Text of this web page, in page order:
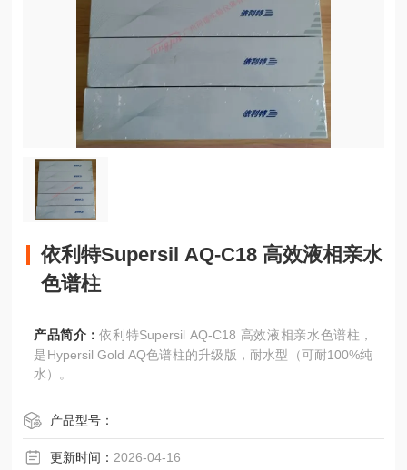
依利特Supersil AQ-C18 高效液相亲水
色谱柱
产品简介：依利特Supersil AQ-C18 高效液相亲水色谱柱，
是Hypersil Gold AQ色谱柱的升级版，耐水型（可耐100%纯
水）。
产品型号：
更新时间： 2026-04-16